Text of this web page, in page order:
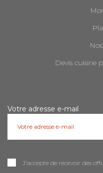
Devis cuisine
Votre adresse e-mail
J'accepte de recevoir des